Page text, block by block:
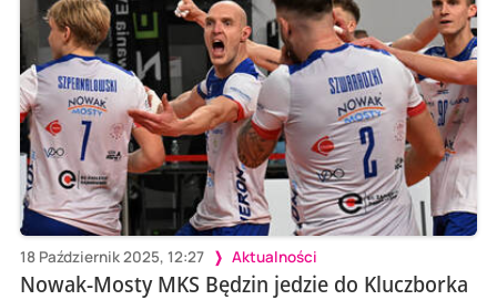
18 Październik 2025, 12:27 Aktualności
Nowak-Mosty MKS Będzin jedzie do Kluczborka